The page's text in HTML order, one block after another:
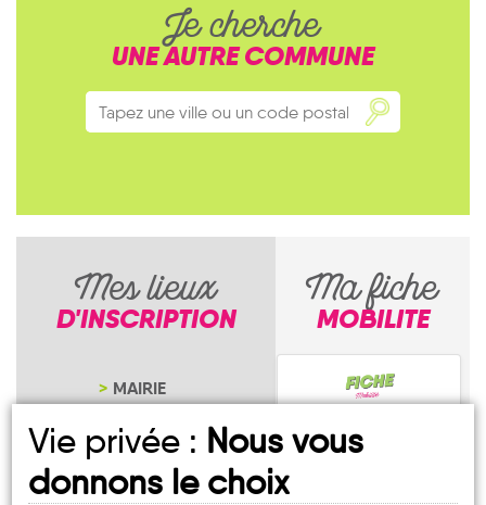
Je cherche
UNE AUTRE COMMUNE
Mes lieux
D'INSCRIPTION
MAIRIE
NOTRE PAGE
D'INSCRIPTION
Ma fiche
MOBILITE
Vie privée : Nous vous
donnons le choix